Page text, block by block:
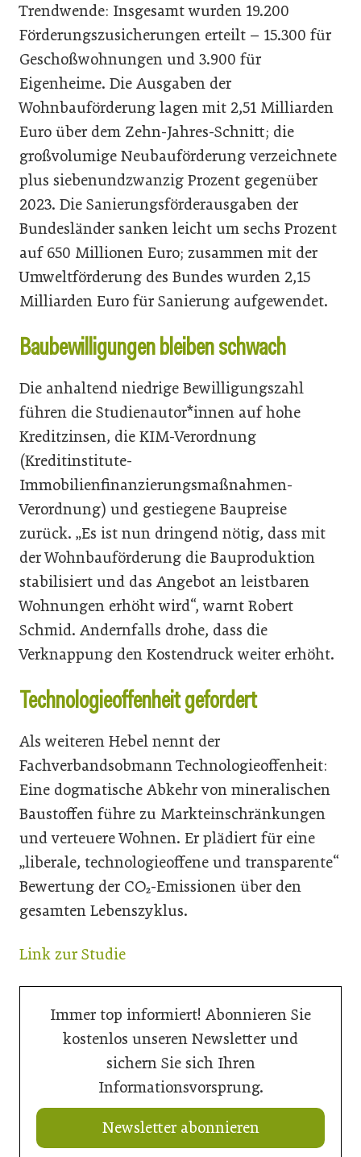
Trendwende: Insgesamt wurden 19.200
Förderungszusicherungen erteilt – 15.300 für
Geschoßwohnungen und 3.900 für
Eigenheime. Die Ausgaben der
Wohnbauförderung lagen mit 2,51 Milliarden
Euro über dem Zehn-Jahres-Schnitt; die
großvolumige Neubauförderung verzeichnete
plus siebenundzwanzig Prozent gegenüber
2023. Die Sanierungsförderausgaben der
Bundesländer sanken leicht um sechs Prozent
auf 650 Millionen Euro; zusammen mit der
Umweltförderung des Bundes wurden 2,15
Milliarden Euro für Sanierung aufgewendet.
Baubewilligungen bleiben schwach
Die anhaltend niedrige Bewilligungszahl
führen die Studienautor*innen auf hohe
Kreditzinsen, die KIM-Verordnung
(Kreditinstitute-
Immobilienfinanzierungsmaßnahmen-
Verordnung) und gestiegene Baupreise
zurück. „Es ist nun dringend nötig, dass mit
der Wohnbauförderung die Bauproduktion
stabilisiert und das Angebot an leistbaren
Wohnungen erhöht wird“, warnt Robert
Schmid. Andernfalls drohe, dass die
Verknappung den Kostendruck weiter erhöht.
Technologieoffenheit gefordert
Als weiteren Hebel nennt der
Fachverbandsobmann Technologieoffenheit:
Eine dogmatische Abkehr von mineralischen
Baustoffen führe zu Markteinschränkungen
und verteuere Wohnen. Er plädiert für eine
„liberale, technologieoffene und transparente“
Bewertung der CO₂-Emissionen über den
gesamten Lebenszyklus.
Link zur Studie
Immer top informiert! Abonnieren Sie
kostenlos unseren Newsletter und
sichern Sie sich Ihren
Informationsvorsprung.
Newsletter abonnieren